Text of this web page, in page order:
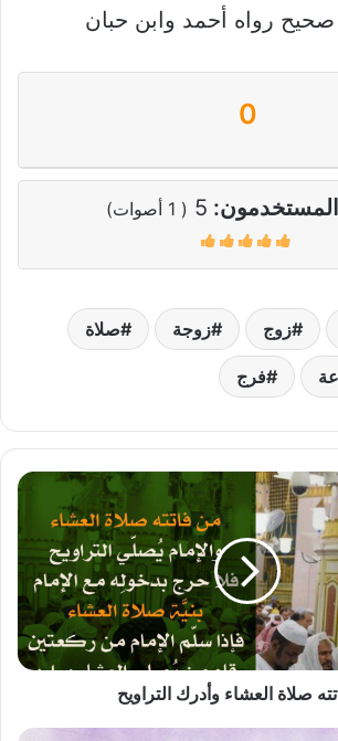
رواه أحمد وابن حبان
0
المستخدمون: 5
(
1 أصوات)
زوج زوجة صلاة
فرج
صلاة العشاء وأدرك التراويح